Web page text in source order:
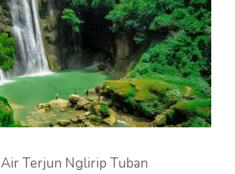
Air Terjun Nglirip Tuban